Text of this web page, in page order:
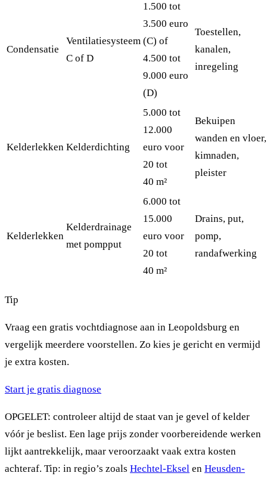
Condensatie
Ventilatiesysteem
C of D
1.500 tot
3.500 euro
(C) of
4.500 tot
9.000 euro
(D)
Toestellen,
kanalen,
inregeling
Kelderlekken Kelderdichting
5.000 tot
12.000
euro voor
20 tot
40 m²
Bekuipen
wanden en vloer,
kimnaden,
pleister
Kelderlekken
Kelderdrainage
met pompput
6.000 tot
15.000
euro voor
20 tot
40 m²
Drains, put,
pomp,
randafwerking
Tip
Vraag een gratis vochtdiagnose aan in Leopoldsburg en
vergelijk meerdere voorstellen. Zo kies je gericht en vermijd
je extra kosten.
Start je gratis diagnose
OPGELET: controleer altijd de staat van je gevel of kelder
vóór je beslist. Een lage prijs zonder voorbereidende werken
lijkt aantrekkelijk, maar veroorzaakt vaak extra kosten
achteraf. Tip: in regio’s zoals Hechtel-Eksel en Heusden-